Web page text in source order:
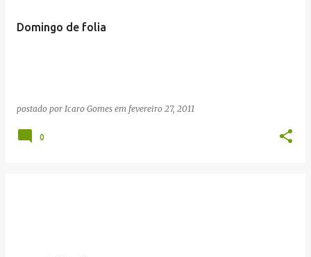
Domingo de folia
postado por Icaro Gomes em fevereiro 27, 2011
0